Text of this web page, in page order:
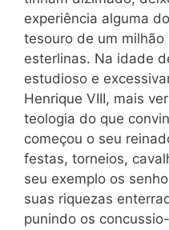
experiência alguma
tesouro de um
esterlinas. Na idade
estudioso e
Henrique VIII, mais
teologia do que
começou o seu
festas, torneios,
seu exemplo os
suas riquezas
punindo os